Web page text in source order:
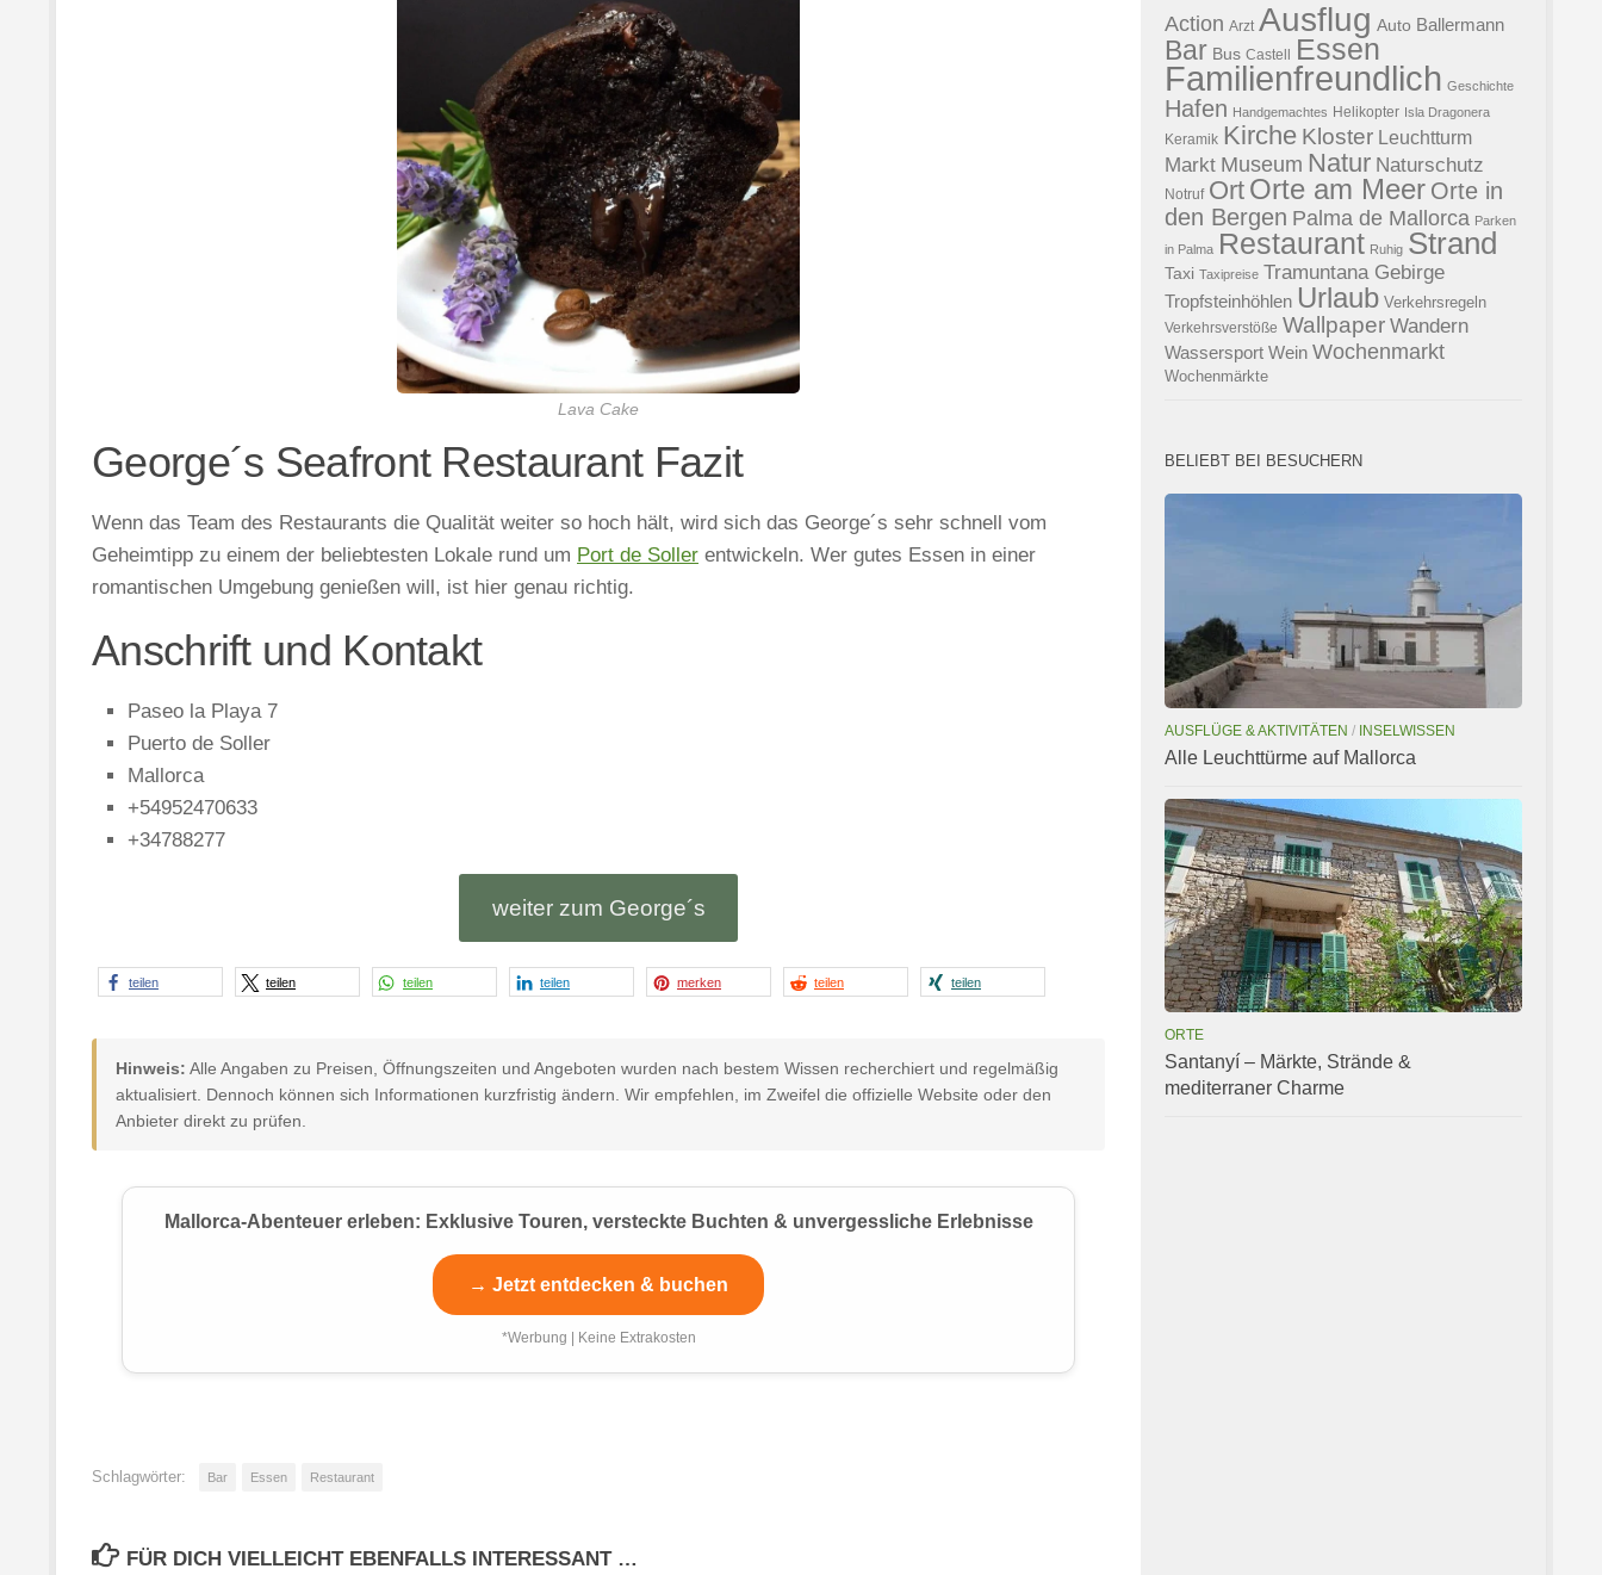
Lava Cake
George´s Seafront Restaurant Fazit
Wenn das Team des Restaurants die Qualität weiter so hoch hält, wird sich das George´s sehr schnell vom
Geheimtipp zu einem der beliebtesten Lokale rund um Port de Soller entwickeln. Wer gutes Essen in einer
romantischen Umgebung genießen will, ist hier genau richtig.
Anschrift und Kontakt
Paseo la Playa 7
Puerto de Soller
Mallorca
+54952470633
+34788277
weiter zum George´s
teilen teilen teilen teilen merken teilen teilen
Hinweis: Alle Angaben zu Preisen, Öffnungszeiten und Angeboten wurden nach bestem Wissen recherchiert und regelmäßig
aktualisiert. Dennoch können sich Informationen kurzfristig ändern. Wir empfehlen, im Zweifel die offizielle Website oder den
Anbieter direkt zu prüfen.
Mallorca-Abenteuer erleben: Exklusive Touren, versteckte Buchten & unvergessliche Erlebnisse
→ Jetzt entdecken & buchen
*Werbung | Keine Extrakosten
Schlagwörter: Bar Essen Restaurant
FÜR DICH VIELLEICHT EBENFALLS INTERESSANT …
Action Arzt Ausflug Auto Ballermann
Bar Bus Castell Essen
Familienfreundlich Geschichte
Hafen Handgemachtes Helikopter Isla Dragonera
Keramik Kirche Kloster Leuchtturm
Markt Museum Natur Naturschutz
Notruf Ort Orte am Meer Orte in
den Bergen Palma de Mallorca Parken
in Palma Restaurant Ruhig Strand
Taxi Taxipreise Tramuntana Gebirge
Tropfsteinhöhlen Urlaub Verkehrsregeln
Verkehrsverstöße Wallpaper Wandern
Wassersport Wein Wochenmarkt
Wochenmärkte
BELIEBT BEI BESUCHERN
AUSFLÜGE & AKTIVITÄTEN / INSELWISSEN
Alle Leuchttürme auf Mallorca
ORTE
Santanyí – Märkte, Strände &
mediterraner Charme